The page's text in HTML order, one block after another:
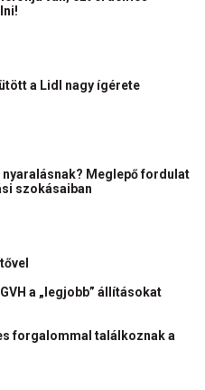
a Lidl nagy ígérete
nyaralásnak? Meglepő fordulat
szokásaiban
a „legjobb” állításokat
forgalommal találkoznak a